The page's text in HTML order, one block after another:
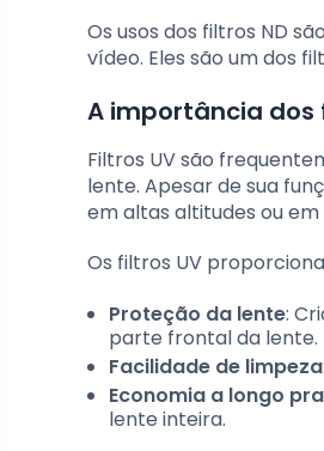
Os usos dos filtros ND
vídeo. Eles são um dos
A importância dos
Filtros UV são
lente. Apesar de sua
em altas altitudes ou
Os filtros UV
Proteção da lente:
parte frontal da lente.
Facilidade de limpeza
Economia a longo
lente inteira.